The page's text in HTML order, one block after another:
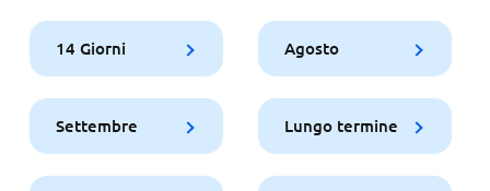
14 Giorni Agosto
Settembre Lungo termine